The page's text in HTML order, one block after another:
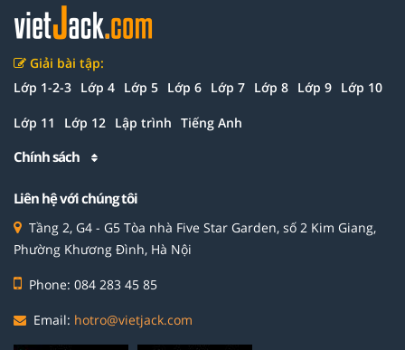
Giải bài tập:
Lớp 1-2-3 Lớp 4 Lớp 5 Lớp 6 Lớp 7 Lớp 8 Lớp 9 Lớp 10
Lớp 11 Lớp 12 Lập trình Tiếng Anh
Chính sách
Liên hệ với chúng tôi
Tầng 2, G4 - G5 Tòa nhà Five Star Garden, số 2 Kim Giang,
Phường Khương Đình, Hà Nội
Phone: 084 283 45 85
Email: hotro@vietjack.com